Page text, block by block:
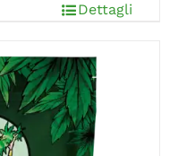
Dettagli